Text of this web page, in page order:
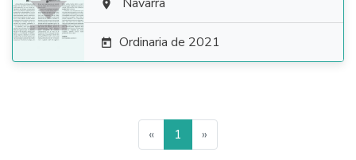

 Ordinaria de 2021
« 1 »